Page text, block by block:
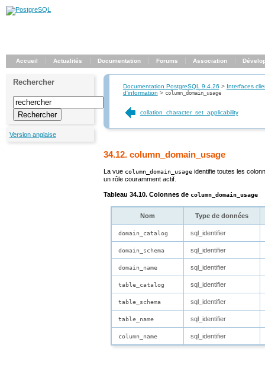
Accueil Actualités Documentation Forums Association
Rechercher
Version anglaise
Documentation PostgreSQL 9.4.26 > Interfaces
d'information > column_domain_usage
collation_character_set_applicability
34.12. column_domain_usage
La vue column_domain_usage identifie toutes les
un rôle couramment actif.
Tableau 34.10. Colonnes de column_domain_usage
Nom Type de données
domain_catalog sql_identifier
domain_schema sql_identifier
domain_name sql_identifier
table_catalog sql_identifier
table_schema sql_identifier
table_name sql_identifier
column_name sql_identifier